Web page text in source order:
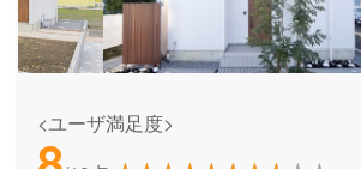
<ユーザ満足度>